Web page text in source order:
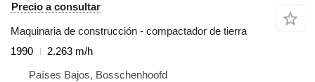
Precio a consultar
Maquinaria de construcción - compactador de tierra
1990
2.263 m/h
Países Bajos, Bosschenhoofd